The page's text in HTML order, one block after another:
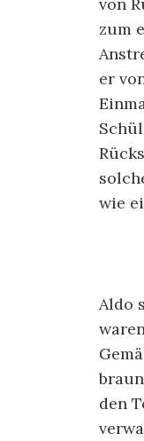
von
zum
er
wie
Aldo
den